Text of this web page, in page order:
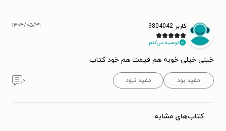
کاربر 9804042
توصیه می‌کنم.
۱۴۰۴/۰۵/۳۱
خیلی خیلی خوبه هم قیمت هم خود کتاب
مفید بود مفید نبود ۰
کتاب‌های مشابه